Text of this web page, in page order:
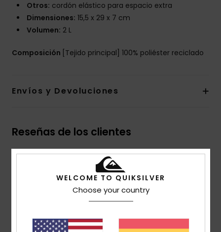
Otros: cordón elástico para espacio extra
Dimensiones: 15,5 x 29 x 7 cm
Volumen: 2 L
Composición [Tejido principal] 100% poliéster reciclado
Envíos y Devoluciones
Reseñas de los clientes
Puntuación media
5.0/5
basado en1 reseñas verificadas
WELCOME TO QUIKSILVER
Choose your country